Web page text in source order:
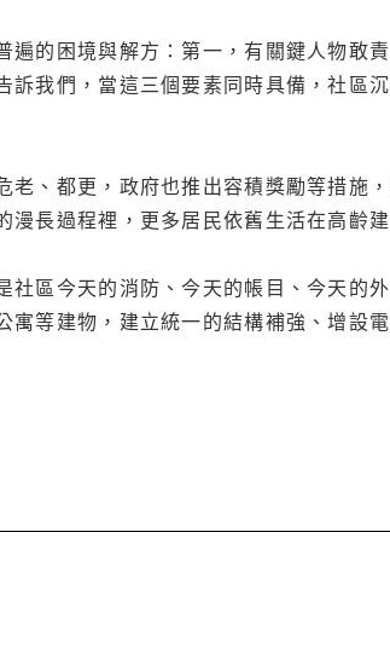
遍的困境與解方：第一，有關鍵人物敢
訴我們，當這三個要素同時具備，社區
老、都更，政府也推出容積獎勵等措施
漫長過程裡，更多居民依舊生活在高齡
社區今天的消防、今天的帳目、今天的
寓等建物，建立統一的結構補強、增設